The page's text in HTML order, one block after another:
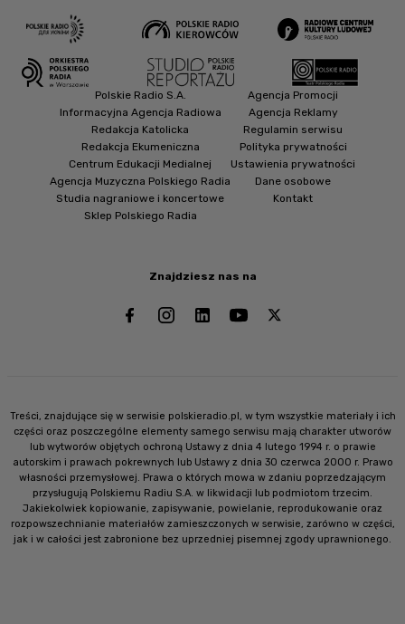
Znajdziesz nas na
Polskie Radio S.A.
Informacyjna Agencja Radiowa
Redakcja Katolicka
Redakcja Ekumeniczna
Centrum Edukacji Medialnej
Agencja Muzyczna Polskiego Radia
Studia nagraniowe i koncertowe
Sklep Polskiego Radia
Agencja Promocji
Agencja Reklamy
Regulamin serwisu
Polityka prywatności
Ustawienia prywatności
Dane osobowe
Kontakt
Treści, znajdujące się w serwisie polskieradio.pl, w tym wszystkie materiały i ich
części oraz poszczególne elementy samego serwisu mają charakter utworów
lub wytworów objętych ochroną Ustawy z dnia 4 lutego 1994 r. o prawie
autorskim i prawach pokrewnych lub Ustawy z dnia 30 czerwca 2000 r. Prawo
własności przemysłowej. Prawa o których mowa w zdaniu poprzedzającym
przysługują Polskiemu Radiu S.A. w likwidacji lub podmiotom trzecim.
Jakiekolwiek kopiowanie, zapisywanie, powielanie, reprodukowanie oraz
rozpowszechnianie materiałów zamieszczonych w serwisie, zarówno w części,
jak i w całości jest zabronione bez uprzedniej pisemnej zgody uprawnionego.